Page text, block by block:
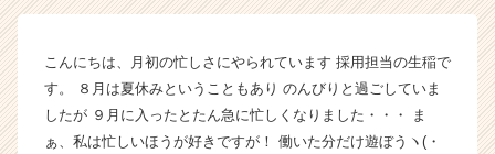
イ
ン】
|
ベ
こんにちは、月初の忙しさにやられています 採用担当の生稲で
す。 ８月は夏休みということもあり のんびりと過ごしていま
したが ９月に入ったとたん急に忙しくなりました・・・ ま
ぁ、私は忙しいほうが好きですが！ 働いた分だけ遊ぼうヽ(・